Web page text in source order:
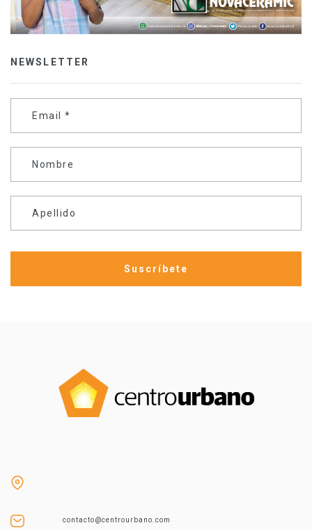
NEWSLETTER
Email *
Nombre
Apellido
contacto@centrourbano.com